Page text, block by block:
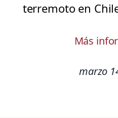
terremoto en
Más
marzo